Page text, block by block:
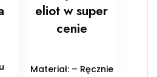
eliot w super
cenie
Materiał: – Ręcznie